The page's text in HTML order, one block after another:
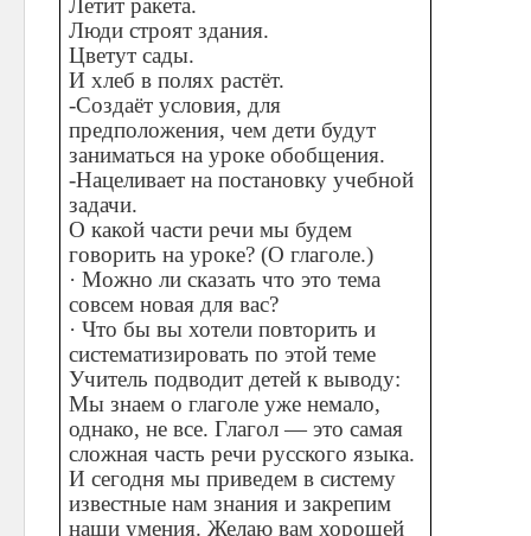
Летит ракета.
Люди строят здания.
Цветут сады.
И хлеб в полях растёт.
-Создаёт условия, для
предположения, чем дети будут
заниматься на уроке обобщения.
-Нацеливает на постановку учебной
задачи.
О какой части речи мы будем
говорить на уроке? (О глаголе.)
· Можно ли сказать что это тема
совсем новая для вас?
· Что бы вы хотели повторить и
систематизировать по этой теме
Учитель подводит детей к выводу:
Мы знаем о глаголе уже немало,
однако, не все. Глагол — это самая
сложная часть речи русского языка.
И сегодня мы приведем в систему
известные нам знания и закрепим
наши умения. Желаю вам хорошей